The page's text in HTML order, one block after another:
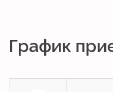
График